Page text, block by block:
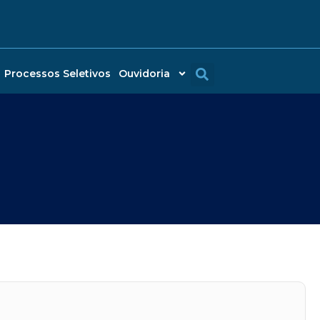
Processos Seletivos Ouvidoria